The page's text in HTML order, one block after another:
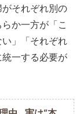
それぞれ別の
か一方が「こ
」「それぞれ
一する必要が